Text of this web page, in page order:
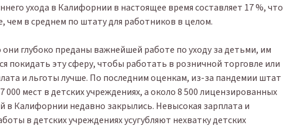
ухода в Калифорнии в настоящее время составляет 17 %, что
чем в среднем по штату для работников в целом.
глубоко преданы важнейшей работе по уходу за детьми, им
покидать эту сферу, чтобы работать в розничной торговле или
и льготы лучше. По последним оценкам, из-за пандемии штат
000 мест в детских учреждениях, а около 8 500 лицензированных
в Калифорнии недавно закрылись. Невысокая зарплата и
в детских учреждениях усугубляют нехватку детских